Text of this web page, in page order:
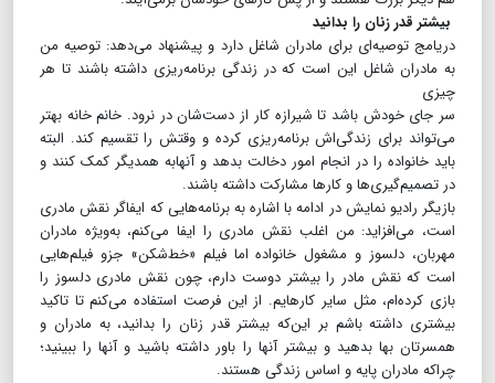
بیشتر قدر زنان را بدانید
دریامج توصیه‌ای برای مادران شاغل دارد و پیشنهاد می‌دهد: توصیه من
به مادران شاغل این است که در زندگی برنامه‌ریزی داشته باشند تا هر
چیزی
سر جای خودش باشد تا شیرازه کار از دست‌شان در نرود. خانم خانه بهتر
می‌تواند برای زندگی‌اش برنامه‌ریزی کرده و وقتش را تقسیم کند. البته
باید خانواده را در انجام امور دخالت بدهد و آنهابه همدیگر کمک کنند و
در تصمیم‌گیری‌ها و کارها مشارکت داشته باشند.
بازیگر رادیو نمایش در ادامه با اشاره به برنامه‌هایی که ایفاگر نقش مادری
است، می‌افزاید: من اغلب نقش مادری را ایفا می‌کنم، به‌ویژه مادران
مهربان، دلسوز و مشغول خانواده اما فیلم «خط‌شکن» جزو فیلم‌هایی
است که نقش مادر را بیشتر دوست دارم، چون نقش مادری دلسوز را
بازی کرده‌ام، مثل سایر کارهایم. از این فرصت استفاده می‌کنم تا تاکید
بیشتری داشته باشم بر این‌که بیشتر قدر زنان را بدانید، به مادران و
همسرتان بها بدهید و بیشتر آنها را باور داشته باشید و آنها را ببینید؛
چراکه مادران پایه و اساس زندگی‌ هستند.